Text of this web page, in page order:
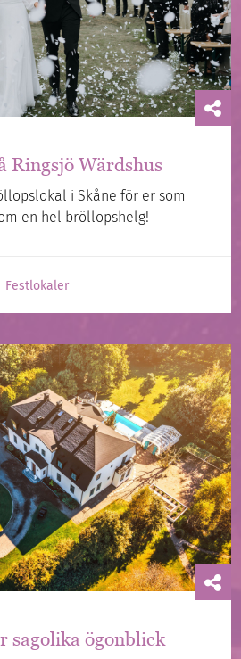
Ringsjö Wärdshus
i Skåne för er som
en hel bröllopshelg!
Festlokaler
sagolika ögonblick